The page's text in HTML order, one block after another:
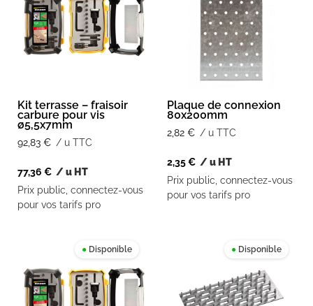
Kit terrasse – fraisoir
carbure pour vis
ø5,5x7mm
92,83 € / u TTC
77,36 € / u HT
Prix public, connectez-vous
pour vos tarifs pro
Plaque de connexion
80x200mm
2,82 € / u TTC
2,35€ / u HT
Prix public, connectez-vous
pour vos tarifs pro
● Disponible ● Disponible